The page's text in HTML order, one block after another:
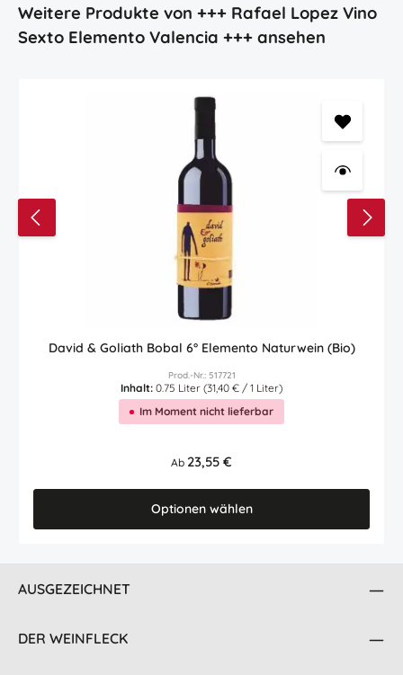
Produktgalerie überspringen
Weitere Produkte von +++ Rafael Lopez Vino
Sexto Elemento Valencia +++ ansehen
David & Goliath Bobal 6° Elemento Naturwein (Bio)
Prod.-Nr.: 517721
Inhalt: 0.75 Liter (31,40 € / 1 Liter)
Im Moment nicht lieferbar
Regulärer Preis:
Ab 23,55 €
Optionen wählen
AUSGEZEICHNET
DER WEINFLECK